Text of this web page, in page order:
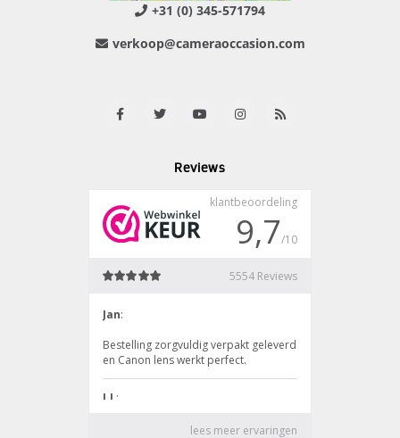
+31 (0) 345-571794
verkoop@cameraoccasion.com
Reviews